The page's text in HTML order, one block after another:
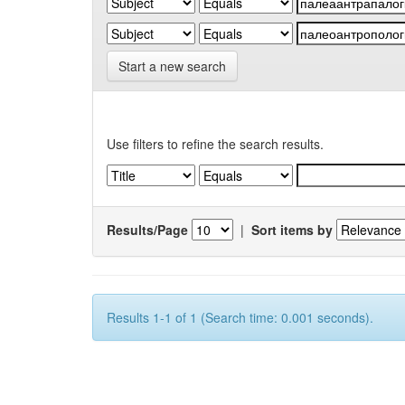
Start a new search
Use filters to refine the search results.
Results/Page | Sort items by
Results 1-1 of 1 (Search time: 0.001 seconds).